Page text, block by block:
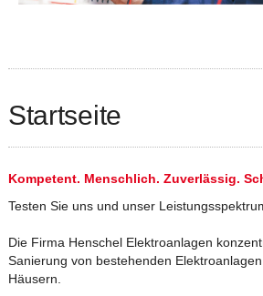
Startseite
Kompetent. Menschlich. Zuverlässig.
Testen Sie uns und unser
Die Firma Henschel Elektroanlagen
Sanierung von bestehenden
Häusern.